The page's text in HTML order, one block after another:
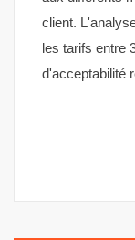
client.
les tarifs entre
d'acceptabilité